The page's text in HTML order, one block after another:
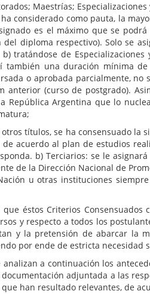
Especializaciones y
considerado como pauta, la
es el máximo que se
del diploma respectivo). Solo se
tratándose de Especializaciones y
también una duración mínima
o aprobada parcialmente,
anterior (curso de postgrado).
República Argentina que lo
se ha consensuado la
acuerdo al plan de estudios
b) Terciarios: se le
de la Dirección Nacional de
u otras instituciones
Criterios Consensuados
y respecto a todos los
y la pretensión de abarcar la
por ende de estricta
a continuación los
adjuntada a las
han resultado relevantes, de